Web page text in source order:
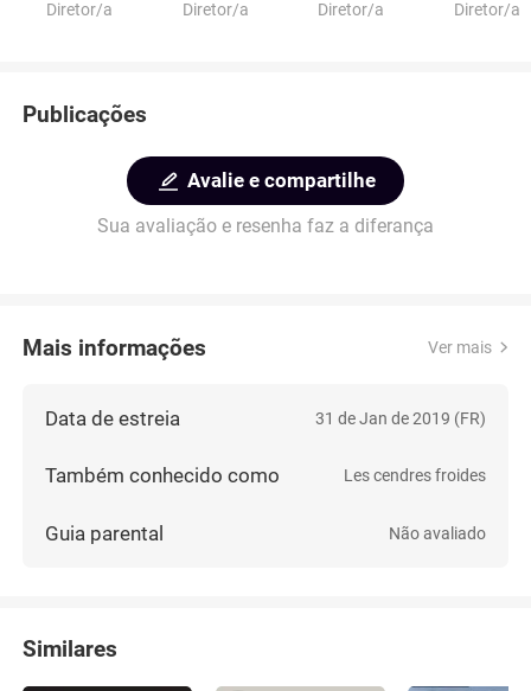
Diretor/a
Diretor/a
Diretor/a
Diretor/a
Publicações
Avalie e compartilhe
Sua avaliação e resenha faz a diferança
Mais informações Ver mais
Data de estreia 31 de Jan de 2019 (FR)
Também conhecido como Les cendres froides
Guia parental Não avaliado
Similares